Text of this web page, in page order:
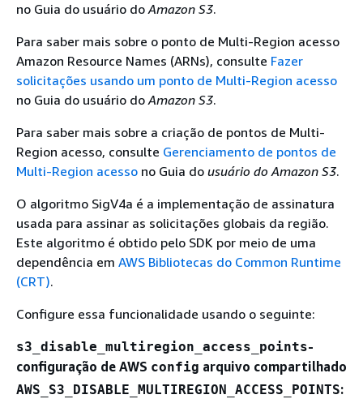
no Guia do usuário doAmazon S3.
Para saber mais sobre o ponto de Multi-Region acesso
Amazon Resource Names (ARNs), consulte Fazer
solicitações usando um ponto de Multi-Region acesso
no Guia do usuário doAmazon S3.
Para saber mais sobre a criação de pontos de Multi-
Region acesso, consulte Gerenciamento de pontos de
Multi-Region acesso no Guia do usuário do Amazon S3.
O algoritmo SigV4a é a implementação de assinatura
usada para assinar as solicitações globais da região.
Este algoritmo é obtido pelo SDK por meio de uma
dependência em AWS Bibliotecas do Common Runtime
(CRT).
Configure essa funcionalidade usando o seguinte:
s3_disable_multiregion_access_points-
configuração de AWS config arquivo compartilhado
AWS_S3_DISABLE_MULTIREGION_ACCESS_POINTS: